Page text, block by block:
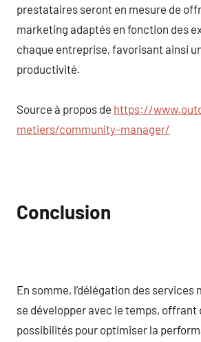
prestataires seront en mesure de
marketing adaptés en fonction des
chaque entreprise, favorisant ainsi
productivité.
Source à propos de https://
metiers/community-manager/
Conclusion
En somme, l’délégation des
se développer avec le temps, offrant
possibilités pour optimiser la